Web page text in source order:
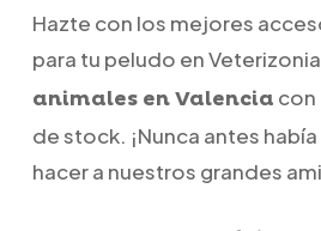
Hazte con los mejores
para tu peludo en
animales en Valencia con
de stock. ¡Nunca antes
hacer a nuestros grandes